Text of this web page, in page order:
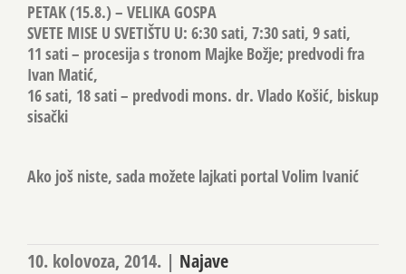
PETAK (15.8.) – VELIKA GOSPA
SVETE MISE U SVETIŠTU U: 6:30 sati, 7:30 sati, 9 sati,
11 sati – procesija s tronom Majke Božje; predvodi fra
Ivan Matić,
16 sati, 18 sati – predvodi mons. dr. Vlado Košić, biskup
sisački
Ako još niste, sada možete lajkati portal Volim Ivanić
10. kolovoza, 2014. | Najave